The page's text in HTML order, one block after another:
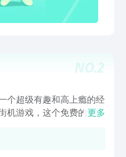
NO.2
个超级有趣和高上瘾的经
机游戏，这个免费的游戏
您最喜欢的歌曲像一个专
更多